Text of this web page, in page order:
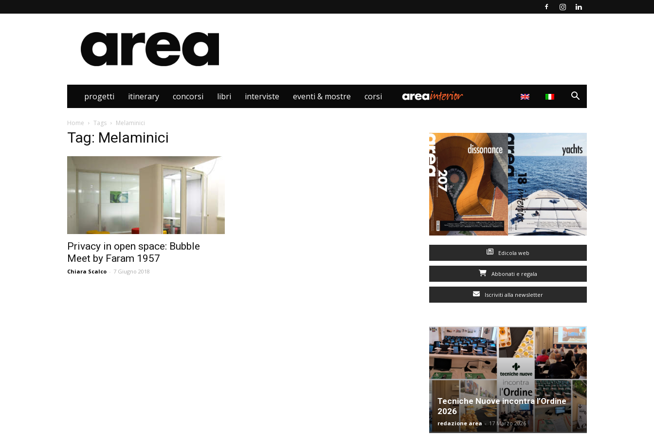
Area
progetti itinerary concorsi libri interviste eventi & mostre corsi
Home Tags Melaminici
Tag: Melaminici
Privacy in open space: Bubble
Meet by Faram 1957
Chiara Scalco - 7 Giugno 2018
Edicola web
Abbonati e regala
Iscriviti alla newsletter
Tecniche Nuove incontra l’Ordine
2026
redazione area - 17 Marzo 2026